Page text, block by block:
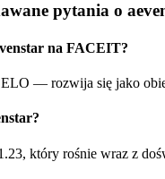
pytania o
na FACEIT?
ELO — rozwija się jako
który rośnie wraz z